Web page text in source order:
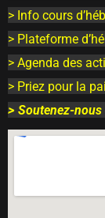
> Info cours
> Plateforme
> Agenda des
> Priez pour la
> Soutenez-